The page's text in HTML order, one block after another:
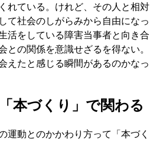
れている。けれど、その人と相対
て社会のしがらみから自由になっ
をしている障害当事者と向き合
との関係を意識せざるを得ない。
えたと感じる瞬間があるのかなっ
本づくり」で関わる
動とのかかわり方って「本づく